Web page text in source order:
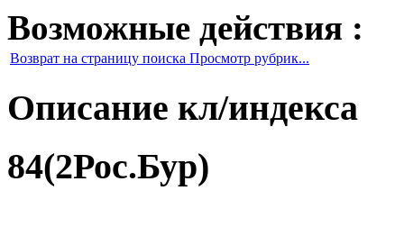
Возможные действия :
Возврат на страницу поиска Просмотр рубрик...
Описание кл/индекса
84(2Рос.Бур)